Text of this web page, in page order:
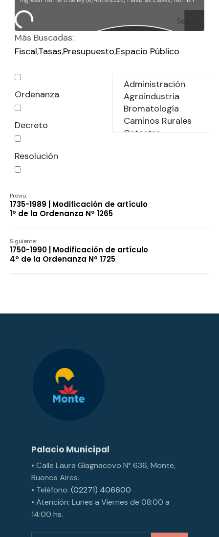
Search
Más Buscadas:
FiscalTasas Presupuesto Espacio Público
Ordenanza
Decreto
Resolución
Previo:
1735-1989 | Modificación de artículo
1º de la Ordenanza Nº 1265
Siguiente:
1750-1990 | Modificación de artículo
4º de la Ordenanza Nº 1725
Palacio Municipal
• Calle Laura Giagnacovo N° 636, Monte,
Buenos Aires.
• Teléfono: (02271) 406600
• Atención: Lunes a Viernes de 08:00 a
14:00 hs.